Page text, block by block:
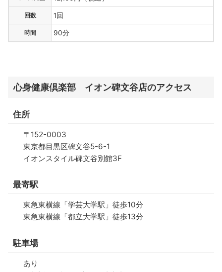
回数 1回
時間 90分
心身健康倶楽部 イオン碑文谷店のアクセス
住所
〒152-0003
東京都目黒区碑文谷5-6-1
イオンスタイル碑文谷別館3F
最寄駅
東急東横線「学芸大学駅」徒歩10分
東急東横線「都立大学駅」徒歩13分
駐車場
あり